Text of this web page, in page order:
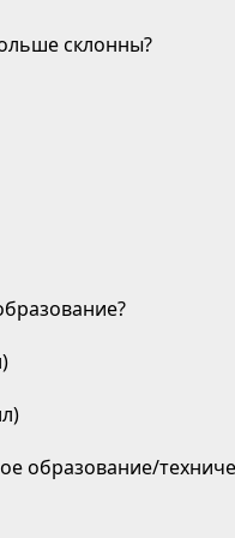
склонны?
образование/